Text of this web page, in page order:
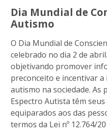
Dia Mundial de
Autismo
O Dia Mundial de
celebrado no dia 2 de
objetivando promover
preconceito e incentivar a
autismo na sociedade.
Espectro Autista têm
equiparados aos das
termos da Lei nº 12.764/